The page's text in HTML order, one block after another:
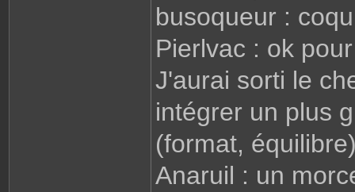
busoqueur :
Pierlvac : ok
J'aurai sorti le
intégrer un plus
(format,
Anaruil : un